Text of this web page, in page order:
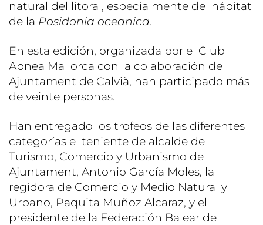
natural del litoral, especialmente del hábitat
de la Posidonia oceanica.
En esta edición, organizada por el Club
Apnea Mallorca con la colaboración del
Ajuntament de Calvià, han participado más
de veinte personas.
Han entregado los trofeos de las diferentes
categorías el teniente de alcalde de
Turismo, Comercio y Urbanismo del
Ajuntament, Antonio García Moles, la
regidora de Comercio y Medio Natural y
Urbano, Paquita Muñoz Alcaraz, y el
presidente de la Federación Balear de